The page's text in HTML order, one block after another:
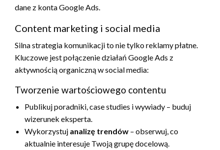
dane z konta Google Ads.
Content marketing i social media
Silna strategia komunikacji to nie tylko reklamy płatne.
Kluczowe jest połączenie działań Google Ads z
aktywnością organiczną w social media:
Tworzenie wartościowego contentu
Publikuj poradniki, case studies i wywiady – buduj
wizerunek eksperta.
Wykorzystuj analizę trendów – obserwuj, co
aktualnie interesuje Twoją grupę docelową.